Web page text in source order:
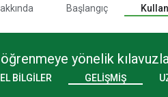
Başlangıç
öğrenmeye yönelik
BILGILER GELIŞMIŞ